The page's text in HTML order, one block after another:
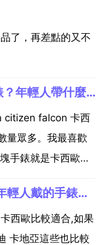
了，再差點的又不
有哪些適合年輕人的時尚手錶？年輕人帶什麼牌子手錶？
citizen falcon 卡西
量眾多。我最喜歡
手錶就是卡西歐，
的一些錶款...
年輕人適合戴什麼手錶,適合年輕人戴的手錶有哪幾款
西歐比較適合,如果
卡地亞這些也比較